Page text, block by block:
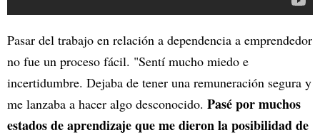
Pasar del trabajo en relación a dependencia a emprendedor
no fue un proceso fácil. "Sentí mucho miedo e
incertidumbre. Dejaba de tener una remuneración segura y
me lanzaba a hacer algo desconocido. Pasé por muchos
estados de aprendizaje que me dieron la posibilidad de